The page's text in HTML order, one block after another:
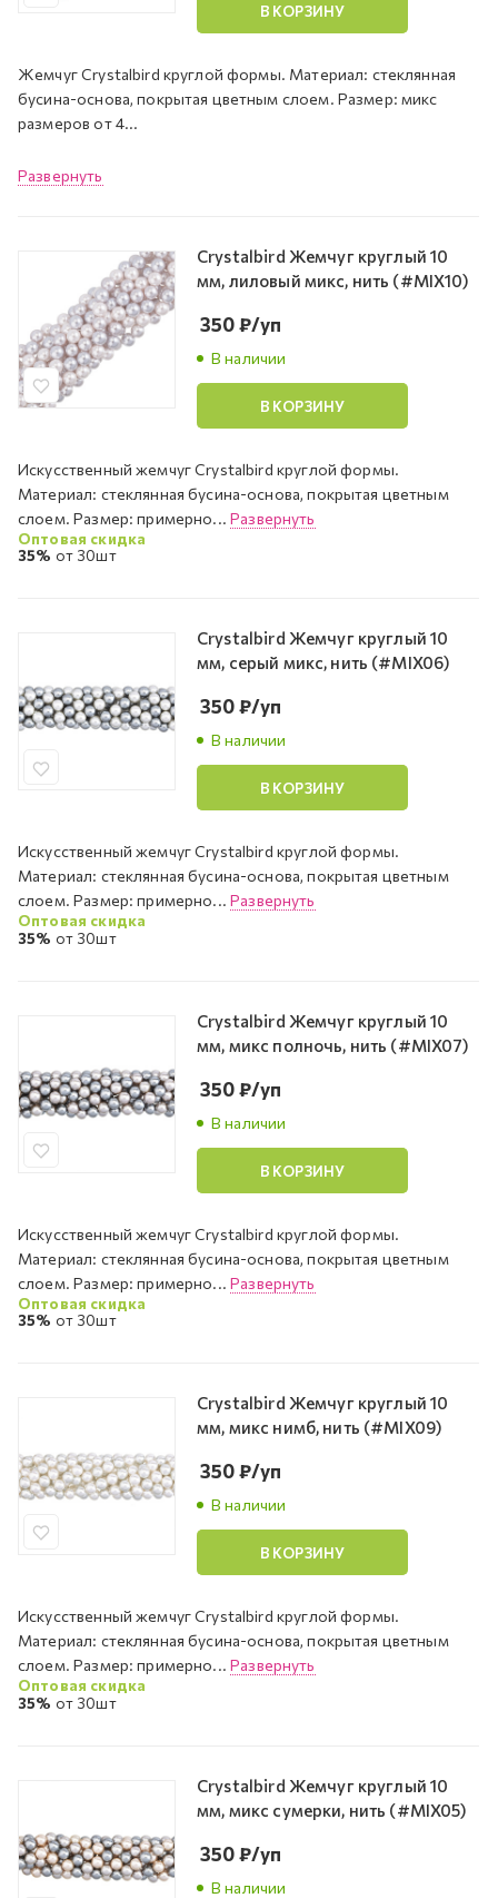
В КОРЗИНУ
Жемчуг Crystalbird круглой формы. Материал: стеклянная
бусина-основа, покрытая цветным слоем. Размер: микс
размеров от 4...
Развернуть
Оптовая скидка
35% от 30шт
Crystalbird Жемчуг круглый 10
мм, лиловый микс, нить (#MIX10)
В наличии
350₽/уп
В КОРЗИНУ
Искусственный жемчуг Crystalbird круглой формы.
Материал: стеклянная бусина-основа, покрытая цветным
слоем. Размер: примерно...Развернуть
Оптовая скидка
35% от 30шт
Crystalbird Жемчуг круглый 10
мм, серый микс, нить (#MIX06)
В наличии
350₽/уп
В КОРЗИНУ
Искусственный жемчуг Crystalbird круглой формы.
Материал: стеклянная бусина-основа, покрытая цветным
слоем. Размер: примерно...Развернуть
Оптовая скидка
35% от 30шт
Crystalbird Жемчуг круглый 10
мм, микс полночь, нить (#MIX07)
В наличии
350₽/уп
В КОРЗИНУ
Искусственный жемчуг Crystalbird круглой формы.
Материал: стеклянная бусина-основа, покрытая цветным
слоем. Размер: примерно...Развернуть
Оптовая скидка
35% от 30шт
Crystalbird Жемчуг круглый 10
мм, микс нимб, нить (#MIX09)
В наличии
350₽/уп
В КОРЗИНУ
Искусственный жемчуг Crystalbird круглой формы.
Материал: стеклянная бусина-основа, покрытая цветным
слоем. Размер: примерно...Развернуть
Crystalbird Жемчуг круглый 10
мм, микс сумерки, нить (#MIX05)
В наличии
350₽/уп